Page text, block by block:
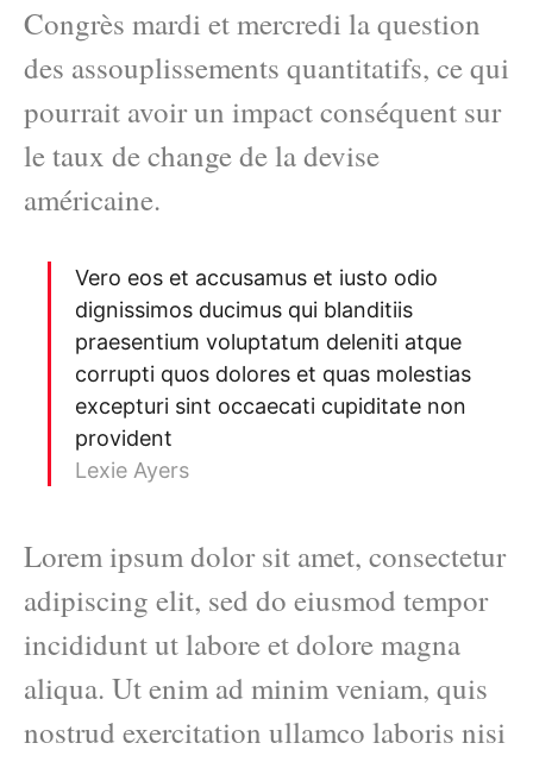
Congrès mardi et mercredi la question
des assouplissements quantitatifs, ce qui
pourrait avoir un impact conséquent sur
le taux de change de la devise
américaine.
Vero eos et accusamus et iusto odio
dignissimos ducimus qui blanditiis
praesentium voluptatum deleniti atque
corrupti quos dolores et quas molestias
excepturi sint occaecati cupiditate non
provident
Lexie Ayers
Lorem ipsum dolor sit amet, consectetur
adipiscing elit, sed do eiusmod tempor
incididunt ut labore et dolore magna
aliqua. Ut enim ad minim veniam, quis
nostrud exercitation ullamco laboris nisi